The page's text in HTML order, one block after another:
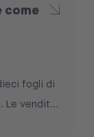
come
fogli di
Le vendit...